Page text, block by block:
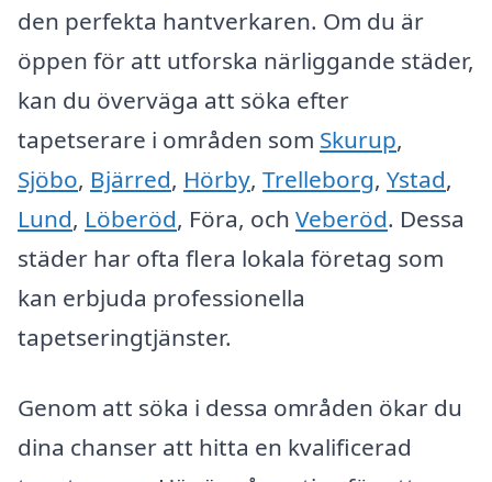
den perfekta hantverkaren. Om du är
öppen för att utforska närliggande städer,
kan du överväga att söka efter
tapetserare i områden som Skurup,
Sjöbo, Bjärred, Hörby, Trelleborg, Ystad,
Lund, Löberöd, Föra, och Veberöd. Dessa
städer har ofta flera lokala företag som
kan erbjuda professionella
tapetseringtjänster.
Genom att söka i dessa områden ökar du
dina chanser att hitta en kvalificerad